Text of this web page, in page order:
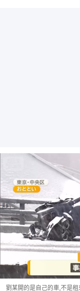
劉某開的是自己的車,不是